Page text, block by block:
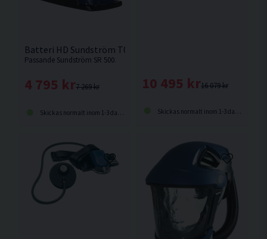
Batteri HD Sundström T06-0101 3,5Ah
Passande Sundström SR 500.
7 269 kr
4 795 kr
Skickas normalt inom 1-3 dagar
16 079 kr
10 495 kr
Skickas normalt inom 1-3 dagar